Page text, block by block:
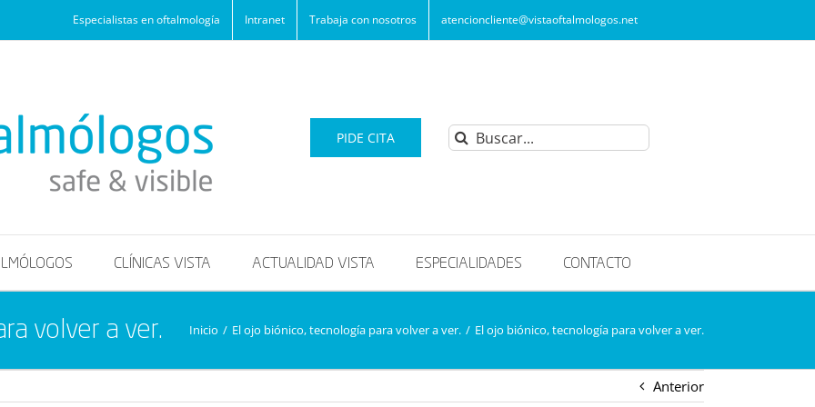
Especialistas en oftalmología Intranet Trabaja con nosotros atencioncliente@vistaoftalmologos.net
PIDE CITA Buscar:
CLÍNICAS VISTA ACTUALIDAD VISTA ESPECIALIDADES CONTACTO
volver a ver. Inicio / El ojo biónico, tecnología para volver a ver. / El ojo biónico, tecnología para volver a ver.
Anterior